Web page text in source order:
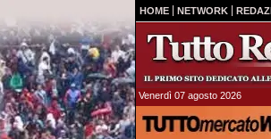
HOME NETWORK
Venerdì 07 agosto 2026